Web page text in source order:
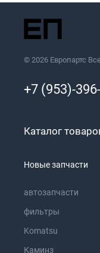
© 2026 Европартс
+7 (953)-
Каталог
Новые запчасти
автозапчасти
фильтры
Komatsu
Каминз